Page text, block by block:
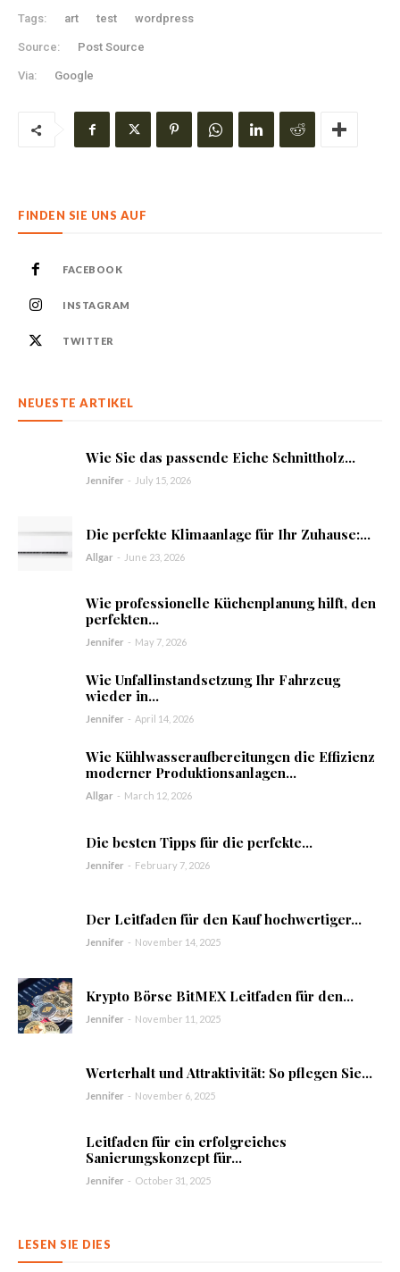
Tags: art test wordpress
Source: Post Source
Via: Google
FINDEN SIE UNS AUF
FACEBOOK
INSTAGRAM
TWITTER
NEUESTE ARTIKEL
Wie Sie das passende Eiche Schnittholz...
Jennifer - July 15, 2026
Die perfekte Klimaanlage für Ihr Zuhause:...
Allgar - June 23, 2026
Wie professionelle Küchenplanung hilft, den
perfekten...
Jennifer - May 7, 2026
Wie Unfallinstandsetzung Ihr Fahrzeug
wieder in...
Jennifer - April 14, 2026
Wie Kühlwasseraufbereitungen die Effizienz
moderner Produktionsanlagen...
Allgar - March 12, 2026
Die besten Tipps für die perfekte...
Jennifer - February 7, 2026
Der Leitfaden für den Kauf hochwertiger...
Jennifer - November 14, 2025
Krypto Börse BitMEX Leitfaden für den...
Jennifer - November 11, 2025
Werterhalt und Attraktivität: So pflegen Sie...
Jennifer - November 6, 2025
Leitfaden für ein erfolgreiches
Sanierungskonzept für...
Jennifer - October 31, 2025
LESEN SIE DIES